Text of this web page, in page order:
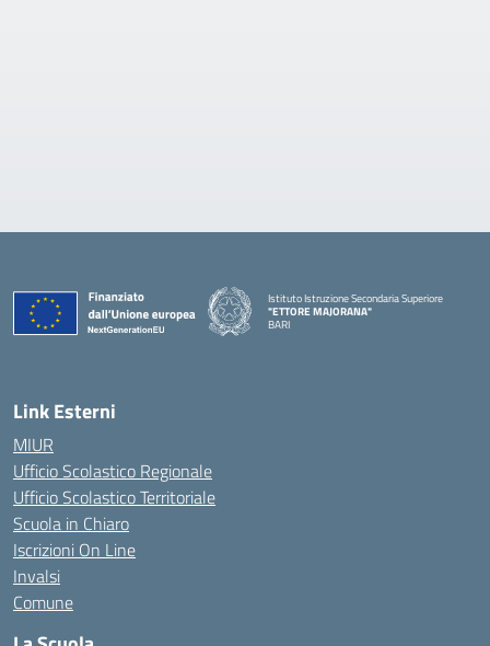
Istituto Istruzione Secondaria Superiore
"ETTORE MAJORANA"
BARI
Link Esterni
MIUR
Ufficio Scolastico Regionale
Ufficio Scolastico Territoriale
Scuola in Chiaro
Iscrizioni On Line
Invalsi
Comune